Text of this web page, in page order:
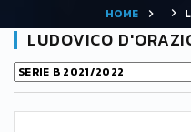
HOME
LUDOVICO